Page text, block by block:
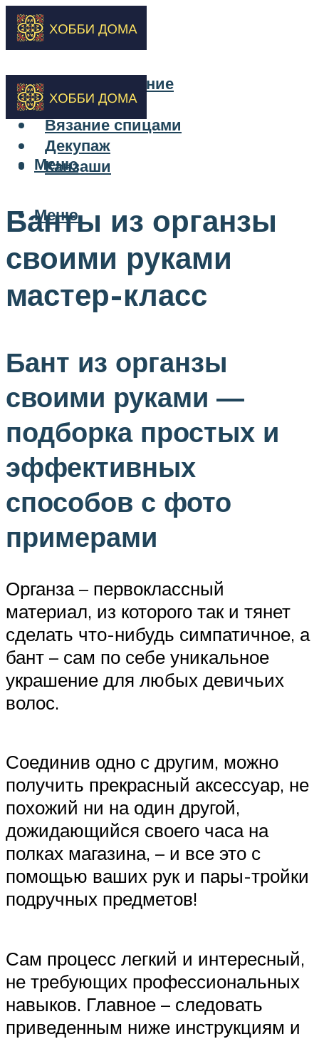
Бисероплетение
Вышивка
Вязание спицами
Декупаж
Канзаши
Меню
Меню
Банты из органзы
своими руками
мастер-класс
Бант из органзы
своими руками —
подборка простых и
эффективных
способов с фото
примерами
Органза – первоклассный
материал, из которого так и тянет
сделать что-нибудь симпатичное, а
бант – сам по себе уникальное
украшение для любых девичьих
волос.
Соединив одно с другим, можно
получить прекрасный аксессуар, не
похожий ни на один другой,
дожидающийся своего часа на
полках магазина, – и все это с
помощью ваших рук и пары-тройки
подручных предметов!
Сам процесс легкий и интересный,
не требующих профессиональных
навыков. Главное – следовать
приведенным ниже инструкциям и